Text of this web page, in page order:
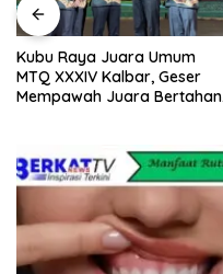
Kubu Raya Juara Umum
MTQ XXXIV Kalbar, Geser
Mempawah Juara Bertahan